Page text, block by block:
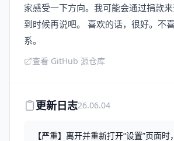
家感受一下方向。我可能会通过捐款来
到时候再说吧。 喜欢的话，很好。不
系。
查看 GitHub 源仓库
更新日志26.06.04
【严重】离开并重新打开“设置”页面